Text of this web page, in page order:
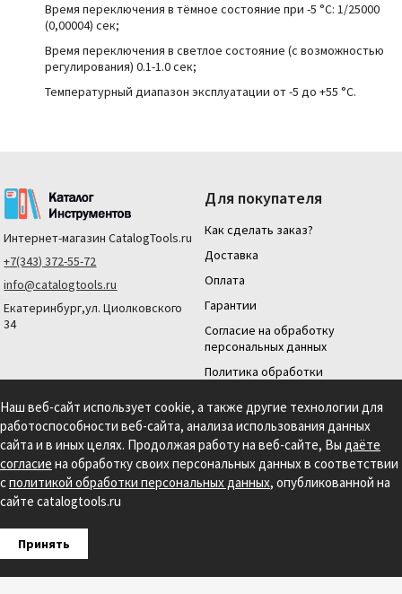
Время переключения в тёмное состояние при -5 °C: 1/25000
(0,00004) сек;
Время переключения в светлое состояние (с возможностью
регулирования) 0.1-1.0 сек;
Температурный диапазон эксплуатации от -5 до +55 °C.
Интернет-магазин CatalogTools.ru
+7(343) 372-55-72
info@catalogtools.ru
Екатеринбург,ул. Циолковского
34
Для покупателя
Как сделать заказ?
Доставка
Оплата
Гарантии
Согласие на обработку
персональных данных
Политика обработки
Для юридических лиц
На нашем сайте мы используем cookie для сбора информации технического
характера. Продолжая использовать этот сайт, вы даете согласие на
использование файлов cookies и обработку персональных данных в соответствии с
Политикой обработки персональных данных.Информация на сайте носит
справочный характер и не является публичной офертой, определяемой
положениями статьи 437 гражданского кодекса РФ.
Наш веб-сайт использует cookie, а также другие технологии для
работоспособности веб-сайта, анализа использования данных
сайта и в иных целях. Продолжая работу на веб-сайте, Вы даёте
согласие на обработку своих персональных данных в соответствии
сполитикой обработки персональных данных, опубликованной на
сайте catalogtools.ru
Принять